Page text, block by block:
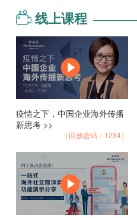
线上课程
疫情之下，中国企业海外传播
新思考 >>
（回放密码：1234）